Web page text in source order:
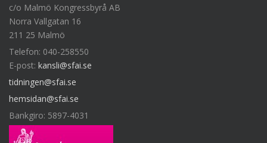
c/o Malmö Kongressbyrå AB
Norra Vallgatan 16
211 25 Malmö
Telefon: 040-258550
E-post: kansli@sfai.se
tidningen@sfai.se
hemsidan@sfai.se
Bankgiro: 5897-4031